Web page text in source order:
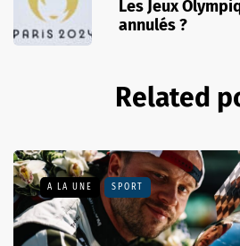
Les Jeux
annulés ?
Related
A LA UNE SPORT